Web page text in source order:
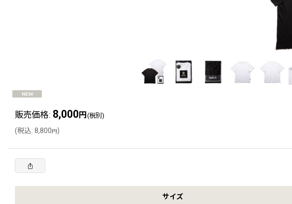
販売価格: 8,000 円 (税別)
(税込: 8,800 円 )
サイズ